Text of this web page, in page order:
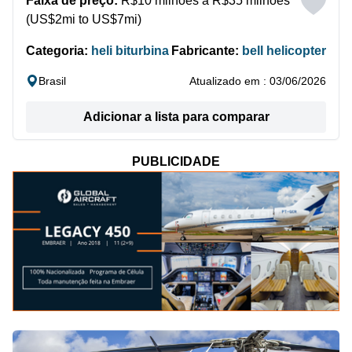
(US$2mi to US$7mi)
Categoria: heli biturbina Fabricante: bell helicopter
Brasil Atualizado em : 03/06/2026
Adicionar a lista para comparar
PUBLICIDADE